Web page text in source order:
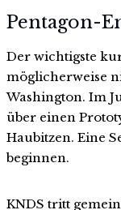
Pentagon-
Der wichtigste
möglicherweise
Washington. Im
über einen
Haubitzen. Eine
beginnen.
KNDS tritt